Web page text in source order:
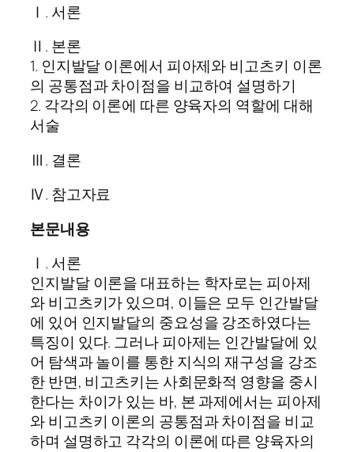
Ⅰ. 서론
Ⅱ. 본론
1. 인지발달 이론에서 피아제와 비고츠키 이론
의 공통점과 차이점을 비교하여 설명하기
2. 각각의 이론에 따른 양육자의 역할에 대해
서술
Ⅲ. 결론
Ⅳ. 참고자료
본문내용
Ⅰ. 서론
인지발달 이론을 대표하는 학자로는 피아제
와 비고츠키가 있으며, 이들은 모두 인간발달
에 있어 인지발달의 중요성을 강조하였다는
특징이 있다. 그러나 피아제는 인간발달에 있
어 탐색과 놀이를 통한 지식의 재구성을 강조
한 반면, 비고츠키는 사회문화적 영향을 중시
한다는 차이가 있는 바, 본 과제에서는 피아제
와 비고츠키 이론의 공통점과 차이점을 비교
하며 설명하고 각각의 이론에 따른 양육자의